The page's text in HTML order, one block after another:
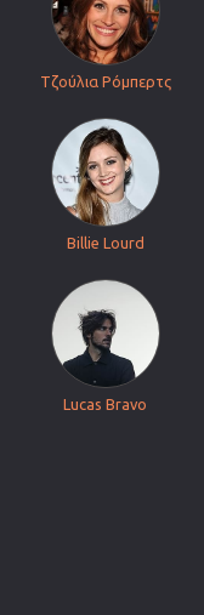
Τζούλια Ρόμπερτς
Billie Lourd
Lucas Bravo